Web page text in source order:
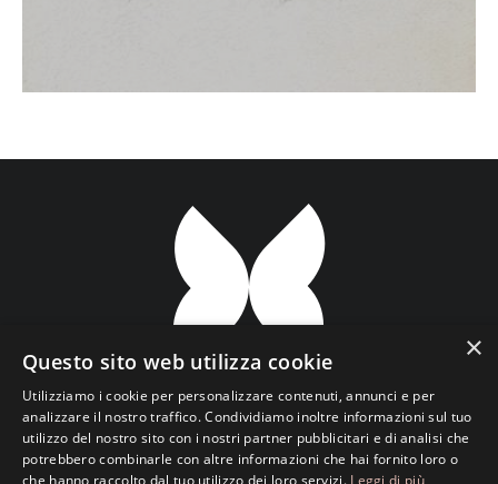
Transparent ETS Associazione Culturale
×
Questo sito web utilizza cookie
Utilizziamo i cookie per personalizzare contenuti, annunci e per
analizzare il nostro traffico. Condividiamo inoltre informazioni sul tuo
utilizzo del nostro sito con i nostri partner pubblicitari e di analisi che
potrebbero combinarle con altre informazioni che hai fornito loro o
che hanno raccolto dal tuo utilizzo dei loro servizi. Leggi di più